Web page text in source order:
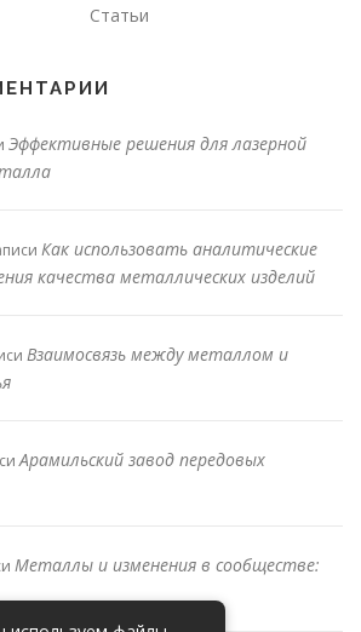
Статьи
Эффективные решения для лазерной
Как использовать аналитические
качества металлических изделий
Взаимосвязь между металлом и
Арамильский завод передовых
Металлы и изменения в сообществе: